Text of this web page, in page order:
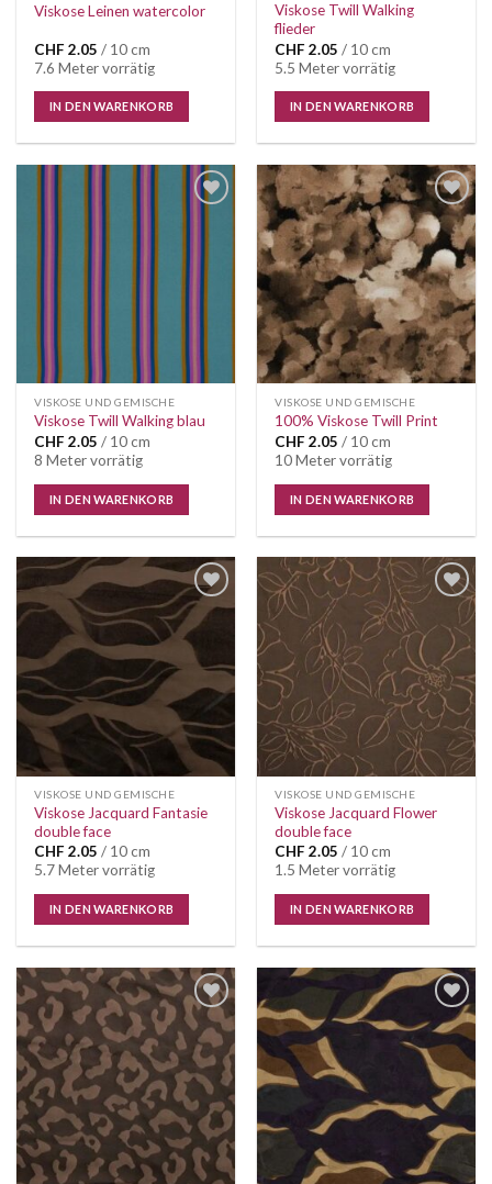
Viskose Leinen watercolor
CHF 2.05 / 10 cm
7.6 Meter vorrätig
IN DEN WARENKORB
Viskose Twill Walking
flieder
CHF 2.05 / 10 cm
5.5 Meter vorrätig
IN DEN WARENKORB
VISKOSE UND GEMISCHE
Viskose Twill Walking blau
CHF 2.05 / 10 cm
8 Meter vorrätig
IN DEN WARENKORB
VISKOSE UND GEMISCHE
100% Viskose Twill Print
CHF 2.05 / 10 cm
10 Meter vorrätig
IN DEN WARENKORB
VISKOSE UND GEMISCHE
Viskose Jacquard Fantasie
double face
CHF 2.05 / 10 cm
5.7 Meter vorrätig
IN DEN WARENKORB
VISKOSE UND GEMISCHE
Viskose Jacquard Flower
double face
CHF 2.05 / 10 cm
1.5 Meter vorrätig
IN DEN WARENKORB